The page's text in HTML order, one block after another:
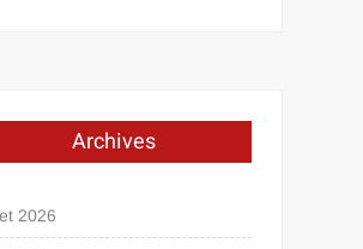
Archives
2026